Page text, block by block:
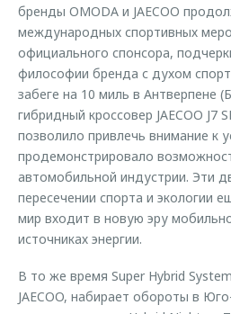
бренды OMODA и JAECOO
международных спортивных
официального спонсора,
философии бренда с духом
забеге на 10 миль в Антверпене
гибридный кроссовер JAECOO J7
позволило привлечь внимание к
продемонстрировало
автомобильной индустрии. Эти
пересечении спорта и экологии
мир входит в новую эру
источниках энергии.
В то же время Super Hybrid
JAECOO, набирает обороты в